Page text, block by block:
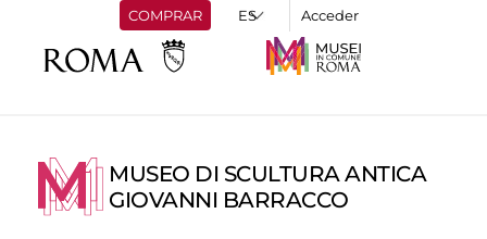
COMPRAR Acceder
MUSEO DI SCULTURA ANTICA
GIOVANNI BARRACCO